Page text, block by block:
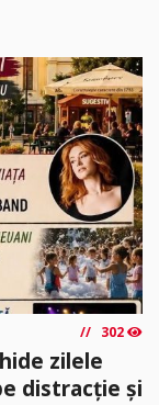
302
zilele
distracție și